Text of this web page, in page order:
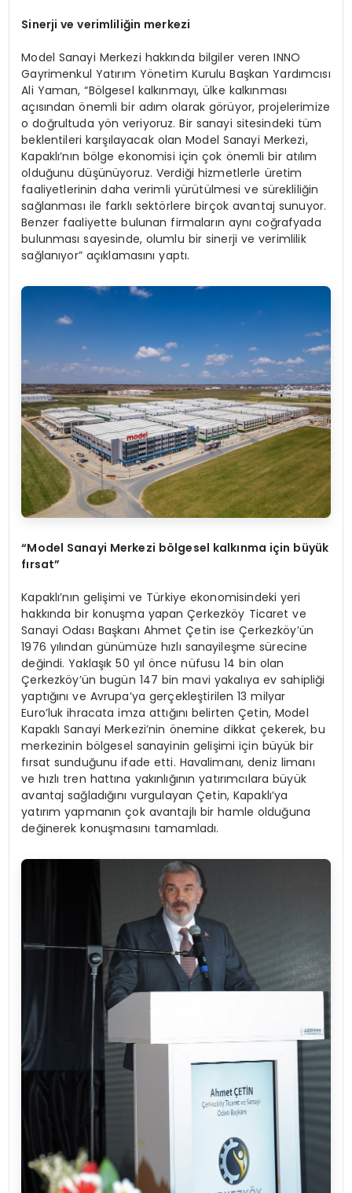
Sinerji ve verimliliğin merkezi
Model Sanayi Merkezi hakkında bilgiler veren INNO
Gayrimenkul Yatırım Yönetim Kurulu Başkan Yardımcısı
Ali Yaman, “Bölgesel kalkınmayı, ülke kalkınması
açısından önemli bir adım olarak görüyor, projelerimize
o doğrultuda yön veriyoruz. Bir sanayi sitesindeki tüm
beklentileri karşılayacak olan Model Sanayi Merkezi,
Kapaklı’nın bölge ekonomisi için çok önemli bir atılım
olduğunu düşünüyoruz. Verdiği hizmetlerle üretim
faaliyetlerinin daha verimli yürütülmesi ve sürekliliğin
sağlanması ile farklı sektörlere birçok avantaj sunuyor.
Benzer faaliyette bulunan firmaların aynı coğrafyada
bulunması sayesinde, olumlu bir sinerji ve verimlilik
sağlanıyor” açıklamasını yaptı.
“Model Sanayi Merkezi bölgesel kalkınma için büyük
fırsat”
Kapaklı’nın gelişimi ve Türkiye ekonomisindeki yeri
hakkında bir konuşma yapan Çerkezköy Ticaret ve
Sanayi Odası Başkanı Ahmet Çetin ise Çerkezköy’ün
1976 yılından günümüze hızlı sanayileşme sürecine
değindi. Yaklaşık 50 yıl önce nüfusu 14 bin olan
Çerkezköy’ün bugün 147 bin mavi yakalıya ev sahipliği
yaptığını ve Avrupa’ya gerçekleştirilen 13 milyar
Euro’luk ihracata imza attığını belirten Çetin, Model
Kapaklı Sanayi Merkezi’nin önemine dikkat çekerek, bu
merkezinin bölgesel sanayinin gelişimi için büyük bir
fırsat sunduğunu ifade etti. Havalimanı, deniz limanı
ve hızlı tren hattına yakınlığının yatırımcılara büyük
avantaj sağladığını vurgulayan Çetin, Kapaklı’ya
yatırım yapmanın çok avantajlı bir hamle olduğuna
değinerek konuşmasını tamamladı.